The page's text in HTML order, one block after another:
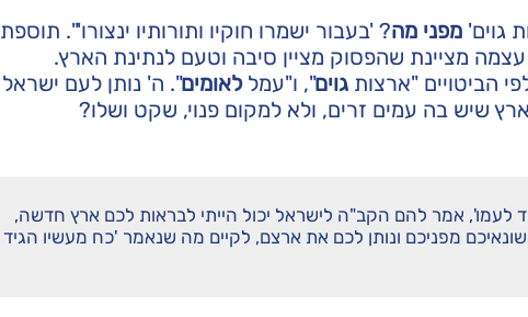
גוים' מפני מה? 'בעבור ישמרו חוקיו ותורותיו ינצורו'". תוספת
מציינת שהפסוק מציין סיבה וטעם לנתינת הארץ.
הביטויים "ארצות גוים", ו"עמללאומים". ה' נותן לעם ישראל
שיש בה עמים זרים, ולא למקום פנוי, שקט ושלו?
לעמו', אמר להם הקב"ה לישראל יכול הייתי לבראות לכם ארץ חדשה,
מפניכם ונותן לכם את ארצם, לקיים מה שנאמר 'כח מעשיו הגיד